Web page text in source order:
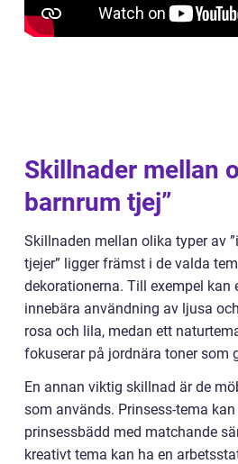
Skillnader mellan
barnrum tjej”
Skillnaden mellan olika typer av
tjejer” ligger främst i de valda
dekorationerna. Till exempel kan
innebära användning av ljusa
rosa och lila, medan ett
fokuserar på jordnära toner som
En annan viktig skillnad är de
som används. Prinsess-tema
prinsessbädd med matchande
kreativt tema kan ha en